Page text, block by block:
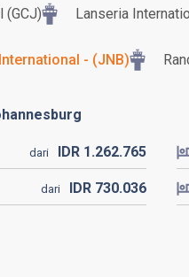
(GCJ) Lanseria
- (JNB)
dari IDR 1.262.765
dari IDR 730.036